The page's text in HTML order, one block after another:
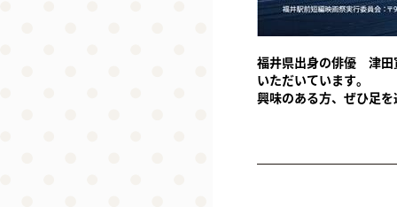
福井県出身の俳優 津田
いただいています。
興味のある方、ぜひ足